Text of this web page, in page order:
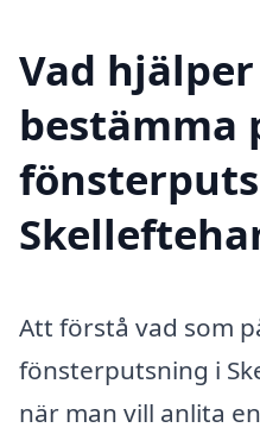
Vad
bestämma
Att förstå vad som
fönsterputsning i
när man vill anlita